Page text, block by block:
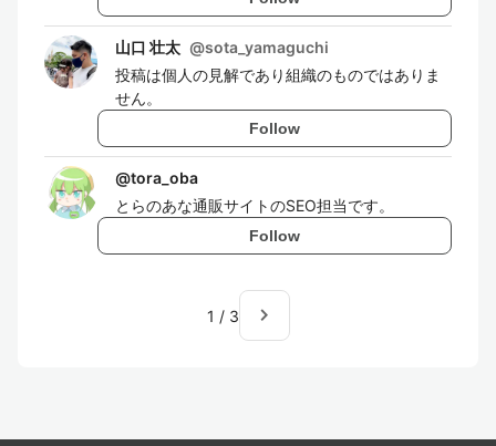
山口 壮太 @sota_yamaguchi
投稿は個人の見解であり組織のものではありま
せん。
Follow
@tora_oba
とらのあな通販サイトのSEO担当です。
Follow
1 / 3 navigate_next